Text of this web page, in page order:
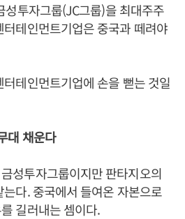
성투자그룹(JC그룹)을 최대주주
테인먼트기업은 중국과 떼려야
테인먼트기업에 손을 뻗는 것일
대 채운다
성투자그룹이지만 판타지오의
다. 중국에서 들여온 자본으로
길러내는 셈이다.